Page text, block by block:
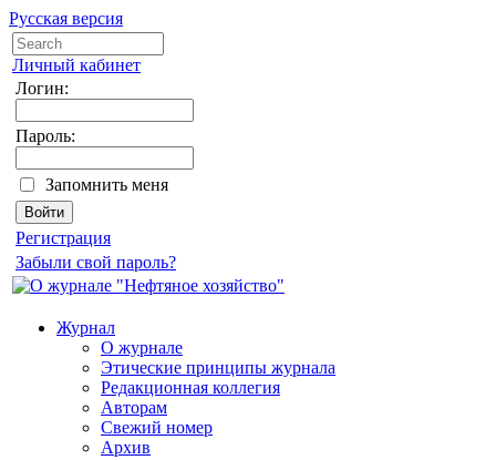
Русская версия
Личный кабинет
Логин:
Пароль:
Запомнить меня
Регистрация
Забыли свой пароль?
Журнал
О журнале
Этические принципы журнала
Редакционная коллегия
Авторам
Свежий номер
Архив